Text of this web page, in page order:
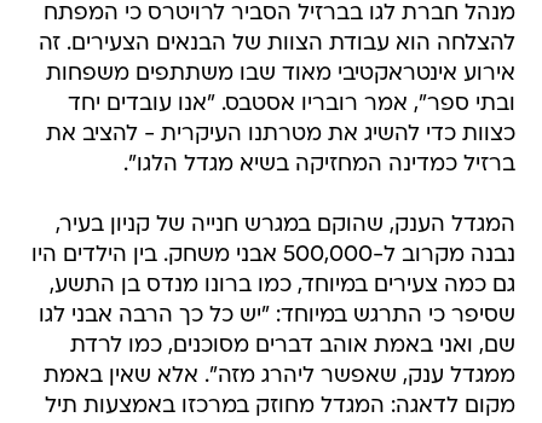
מנהל חברת לגו בברזיל הסביר לרויטרס כי המפתח
להצלחה הוא עבודת הצוות של הבנאים הצעירים. זה
אירוע אינטראקטיבי מאוד שבו משתתפים משפחות
ובתי ספר", אמר רובריו אסטבס. "אנו עובדים יחד
כצוות כדי להשיג את מטרתנו העיקרית - להציב את
ברזיל כמדינה המחזיקה בשיא מגדל הלגו".
המגדל הענק, שהוקם במגרש חנייה של קניון בעיר,
נבנה מקרוב ל-500,000 אבני משחק. בין הילדים היו
גם כמה צעירים במיוחד, כמו ברונו מנדס בן התשע,
שסיפר כי התרגש במיוחד: "יש כל כך הרבה אבני לגו
שם, ואני באמת אוהב דברים מסוכנים, כמו לרדת
ממגדל ענק, שאפשר ליהרג מזה". אלא שאין באמת
מקום לדאגה: המגדל מחוזק במרכזו באמצעות תיל